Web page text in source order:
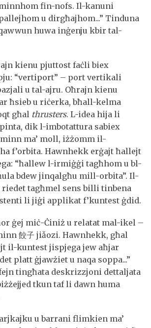
fin-nofs. Il-kanuni
u dirgħajhom...” Tinduna
huwa inġenju kbir tal-
kienu pjuttost faċli biex
“vertiport” – port vertikali
u tal-ajru. Oħrajn kienu
ħsieb u riċerka, bħall-kelma
għal thrusters. L-idea hija li
dik l-imbotattura sabiex
ma’ moll, iżżomm il-
f’orbita. Hawnhekk erġajt ħallejt
“ħallew l-irmiġġi tagħhom u bl-
bdew jinqalgħu mill-orbita”. Il-
tagħmel sens billi tinbena
li jiġi applikat f’kuntest ġdid.
ġej miċ-Ċiniż u relatat mal-ikel –
餃子 jiǎozi. Hawnhekk, għal
il-kuntest jispjega jew aħjar
platt ġjawżiet u naqa soppa...”
tingħata deskrizzjoni dettaljata
tkun taf li dawn huma
u barrani flimkien ma’